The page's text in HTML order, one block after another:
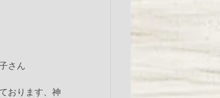
さん
おります、神